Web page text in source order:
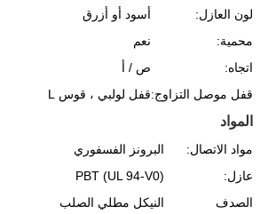
لون العازل:
أسود أو أزرق
محمية:
نعم
اتجاه:
ص / أ
قفل موصل التزاوج:قفل لولبي ، قوس L
المواد
مواد الاتصال:
البرونز الفسفوري
عازل:
PBT (UL 94-V0)
الصدف
النيكل مطلي الصلب